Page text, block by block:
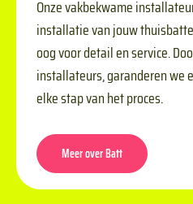
Onze vakbekwame
installatie van jouw
oog voor detail en service.
installateurs, garanderen we
elke stap van het proces.
Meer over Batt